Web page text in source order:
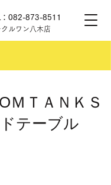
クルワン八木店
：082-873-8511
ＭＴＡＮＫＳ
テーブル